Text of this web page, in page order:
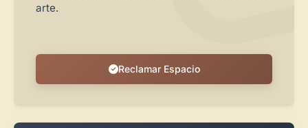
arte.
Reclamar Espacio